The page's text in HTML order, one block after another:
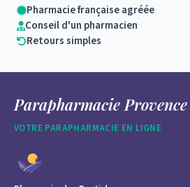
Pharmacie française agréée
Conseil d'un pharmacien
Retours simples
Parapharmacie Provence
VOTRE PARAPHARMACIE EN LIGNE